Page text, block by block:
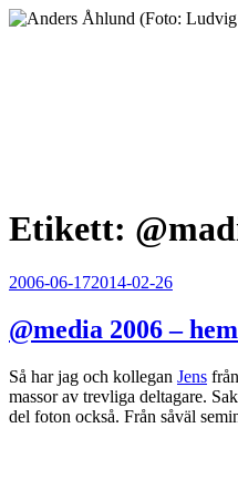
Hoppa
Etikett:
Publicerat
2006-06-172014-02-26
@media 2006 –
Så har jag och kollegan Jens från
massor av trevliga deltagare.
del foton också. Från såväl